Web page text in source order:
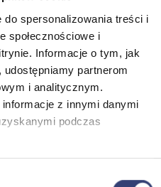
spersonalizowania treści i
społecznościowe i
Informacje o tym, jak
partnerom
i analitycznym.
z innymi danymi
podczas